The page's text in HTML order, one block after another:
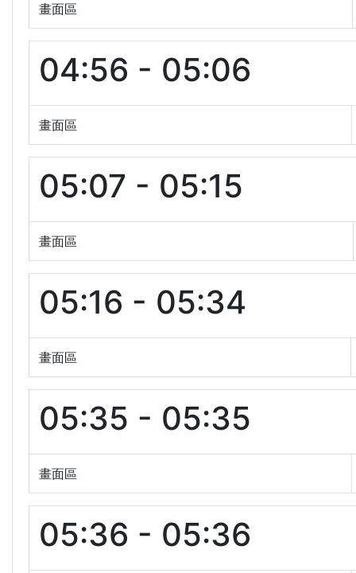
畫面區
04:56 - 05:06
畫面區
05:07 - 05:15
畫面區
05:16 - 05:34
畫面區
05:35 - 05:35
畫面區
05:36 - 05:36